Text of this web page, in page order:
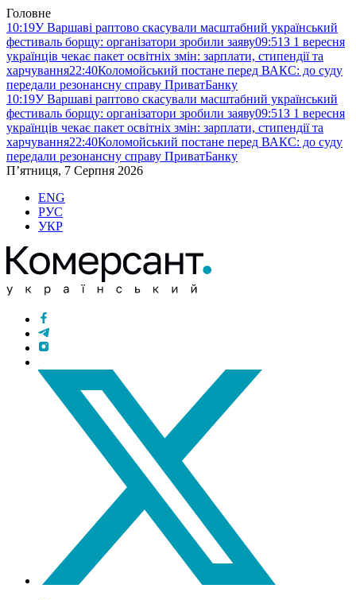
Головне
10:19У Варшаві раптово скасували масштабний український
фестиваль борщу: організатори зробили заяву09:51З 1 вересня
українців чекає пакет освітніх змін: зарплати, стипендії та
харчування22:40Коломойський постане перед ВАКС: до суду
передали резонансну справу ПриватБанку
10:19У Варшаві раптово скасували масштабний український
фестиваль борщу: організатори зробили заяву09:51З 1 вересня
українців чекає пакет освітніх змін: зарплати, стипендії та
харчування22:40Коломойський постане перед ВАКС: до суду
передали резонансну справу ПриватБанку
П’ятниця, 7 Серпня 2026
ENG
РУС
УКР